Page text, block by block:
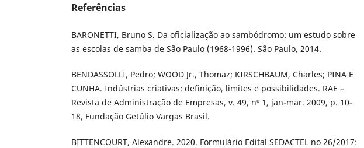
Referências
BARONETTI, Bruno S. Da oficialização ao sambódromo: um estudo sobre
as escolas de samba de São Paulo (1968-1996). São Paulo, 2014.
BENDASSOLLI, Pedro; WOOD Jr., Thomaz; KIRSCHBAUM, Charles; PINA E
CUNHA. Indústrias criativas: definição, limites e possibilidades. RAE –
Revista de Administração de Empresas, v. 49, nº 1, jan-mar. 2009, p. 10-
18, Fundação Getúlio Vargas Brasil.
BITTENCOURT, Alexandre. 2020. Formulário Edital SEDACTEL no 26/2017: